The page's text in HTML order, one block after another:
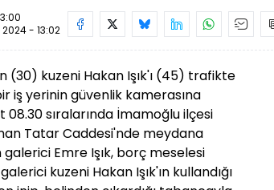
2024 - 13:02
(30) kuzeni Hakan Işık'ı (45) trafikte
iş yerinin güvenlik kamerasına
08.30 sıralarında İmamoğlu ilçesi
Tatar Caddesi'nde meydana
Emre Işık, borç meselesi
kuzeni Hakan Işık'ın kullandığı